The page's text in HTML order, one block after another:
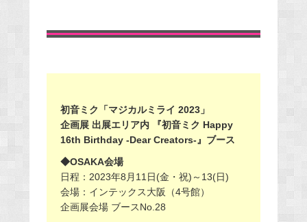
初音ミク「マジカルミライ 2023」
企画展 出展エリア内 『初音ミク Happy
16th Birthday ‐Dear Creators‐』ブース
◆OSAKA会場
日程：2023年8月11日(金・祝)～13(日)
会場：インテックス大阪（4号館）
企画展会場 ブースNo.28